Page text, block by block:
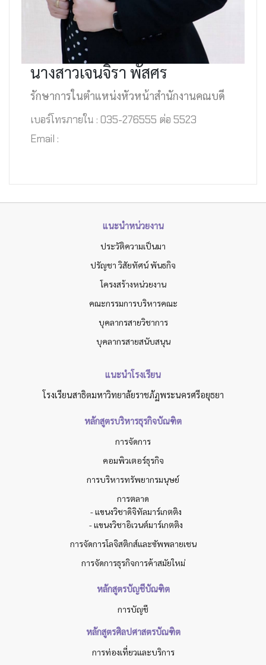
นางสาวเจนจิรา พัสศร
รักษาการในตำแหน่งหัวหน้าสำนักงานคณบดี
เบอร์โทรภายใน : 035-276555 ต่อ 5523
Email :
แนะนำหน่วยงาน
ประวัติความเป็นมา
ปรัญชา วิสัยทัศน์ พันธกิจ
โครงสร้างหน่วยงาน
คณะกรรมการบริหารคณะ
บุคลากรสายวิชาการ
บุคลากรสายสนับสนุน
แนะนำโรงเรียน
โรงเรียนสาธิตมหาวิทยาลัยราชภัฏพระนครศรีอยุธยา
หลักสูตรบริหารธุรกิจบัณฑิต
การจัดการ
คอมพิวเตอร์ธุรกิจ
การบริหารทรัพยากรมนุษย์
การตลาด
- แขนงวิชาดิจิทัลมาร์เกตติง
- แขนงวิชาอิเวนต์มาร์เกตติง
การจัดการโลจิสติกส์และซัพพลายเชน
การจัดการธุรกิจการค้าสมัยใหม่
หลักสูตรบัญชีบัณฑิต
การบัญชี
หลักสูตรศิลปศาสตรบัณฑิต
การท่องเที่ยวและบริการ